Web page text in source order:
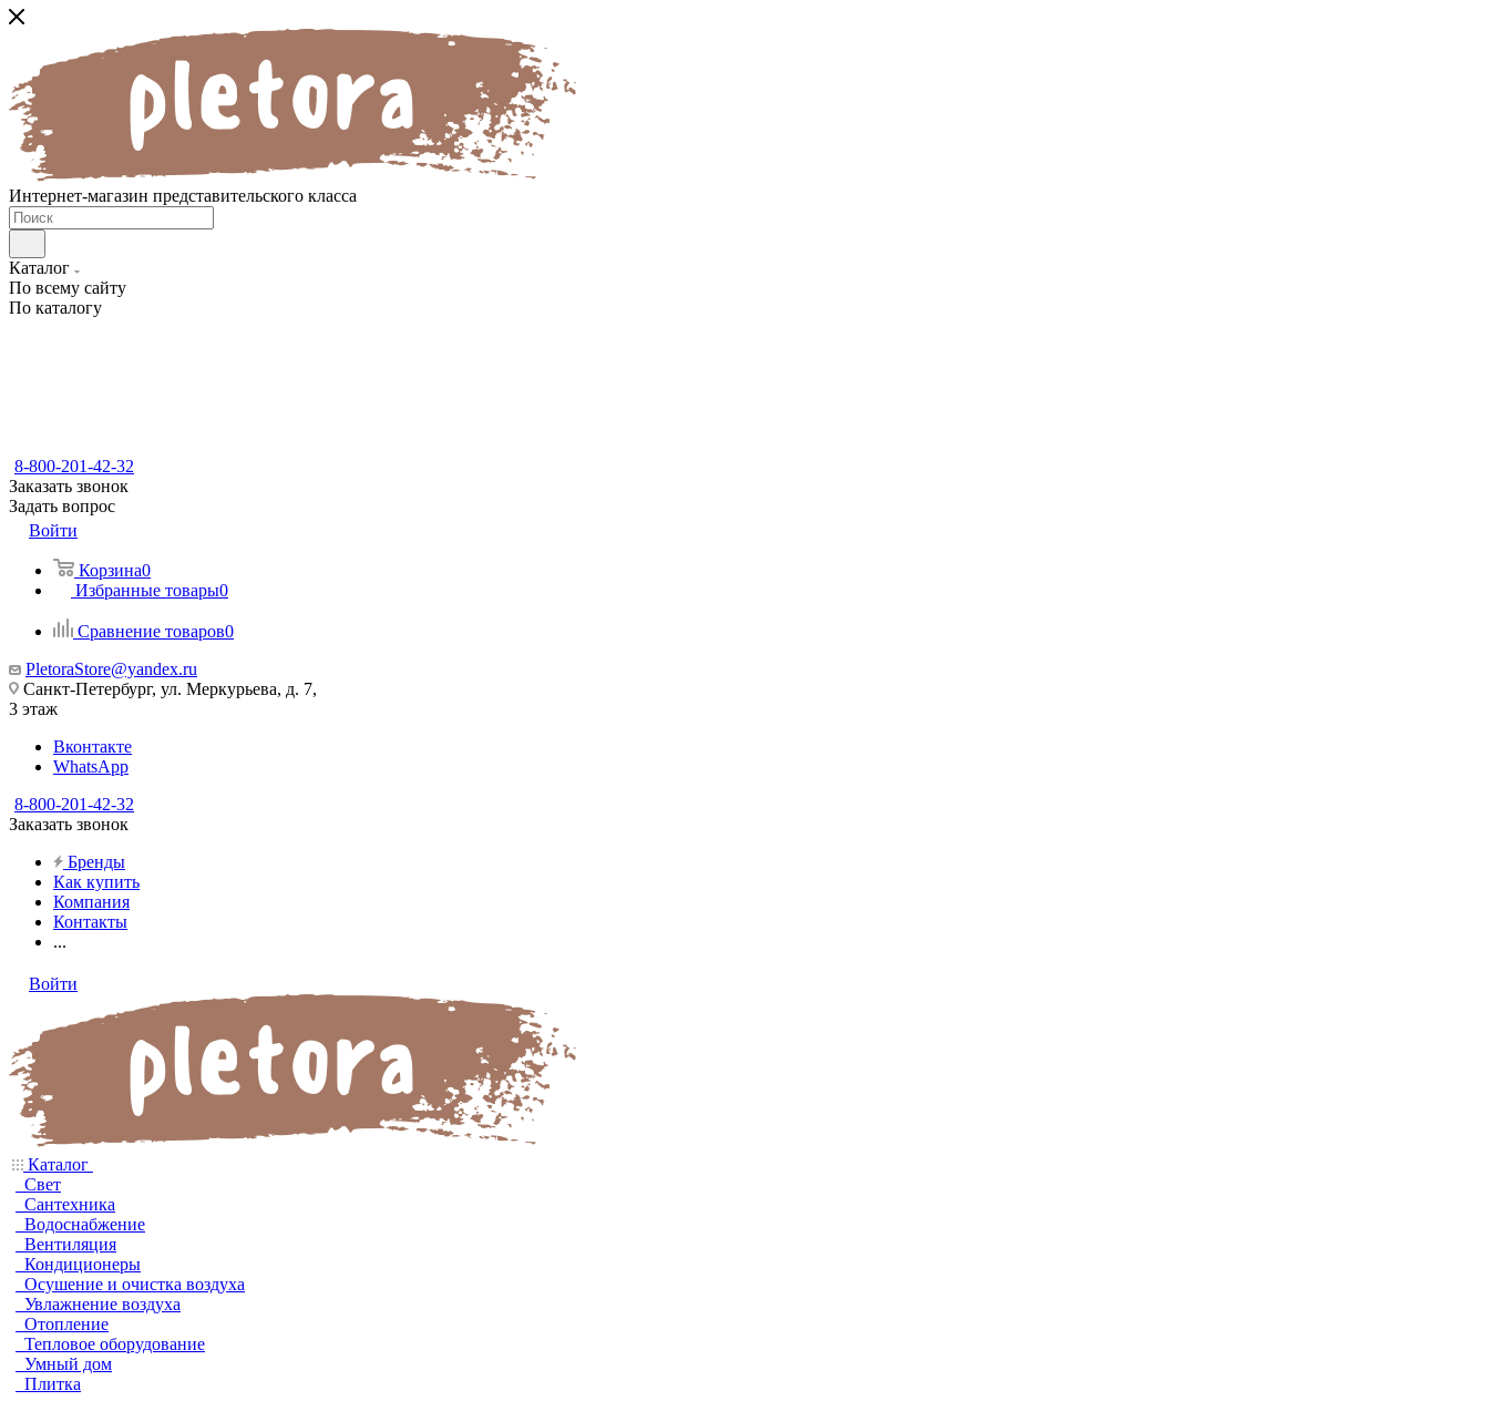
Интернет-магазин представительского класса
Каталог
По всему сайту
По каталогу
8-800-201-42-32
Заказать звонок
Задать вопрос
Войти
Корзина0
Избранные товары0
Сравнение товаров0
PletoraStore@yandex.ru
Санкт-Петербург, ул. Меркурьева, д. 7,
3 этаж
Вконтакте
WhatsApp
8-800-201-42-32
Заказать звонок
Бренды
Как купить
Компания
Контакты
...
Войти
Каталог
Свет
Сантехника
Водоснабжение
Вентиляция
Кондиционеры
Осушение и очистка воздуха
Увлажнение воздуха
Отопление
Тепловое оборудование
Умный дом
Плитка